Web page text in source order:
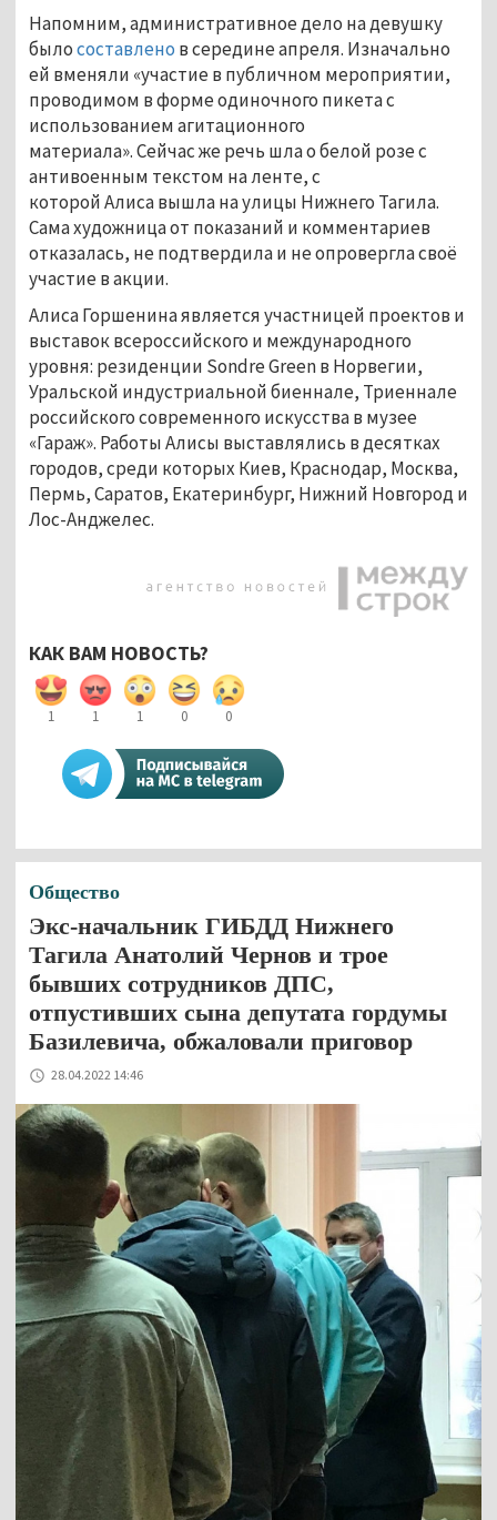
Напомним, административное дело на девушку
былосоставлено в середине апреля. Изначально
ей вменяли «участие в публичном мероприятии,
проводимом в форме одиночного пикета с
использованием агитационного
материала». Сейчас же речь шла о белой розе с
антивоенным текстом на ленте, с
которой Алиса вышла на улицы Нижнего Тагила.
Сама художница от показаний и комментариев
отказалась, не подтвердила и не опровергла своё
участие в акции.
Алиса Горшенина является участницей проектов и
выставок всероссийского и международного
уровня: резиденции Sondre Green в Норвегии,
Уральской индустриальной биеннале, Триеннале
российского современного искусства в музее
«Гараж». Работы Алисы выставлялись в десятках
городов, среди которых Киев, Краснодар, Москва,
Пермь, Саратов, Екатеринбург, Нижний Новгород и
Лос-Анджелес.
КАК ВАМ НОВОСТЬ?
1 1 1 0 0
Общество
Экс-начальник ГИБДД Нижнего
Тагила Анатолий Чернов и трое
бывших сотрудников ДПС,
отпустивших сына депутата гордумы
Базилевича, обжаловали приговор
28.04.2022 14:46